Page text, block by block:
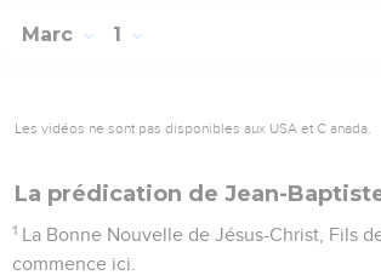
Marc 1
Les vidéos ne sont pas disponibles aux USA et C anada.
La prédication de Jean-
1 La Bonne Nouvelle de Jésus-Christ, Fils
commence ici.